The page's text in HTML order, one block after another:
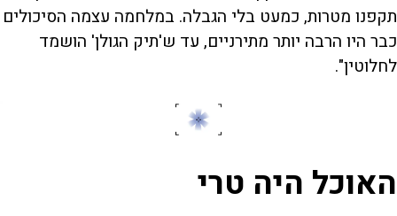
תקפנו מטרות, כמעט בלי הגבלה. במלחמה עצמה הסיכולים
כבר היו הרבה יותר מתירניים, עד ש'תיק הגולן' הושמד
לחלוטין".
האוכל היה טרי